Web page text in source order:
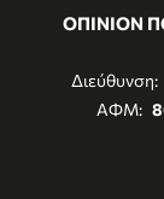
ΟΠΙΝΙΟΝ
Διεύθυνση:
ΑΦΜ: